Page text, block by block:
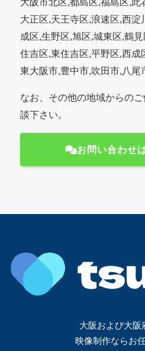
大正区,天王寺区,浪速区,西淀
成区,生野区,旭区,城東区,鶴
住吉区,東住吉区,平野区,西成
東大阪市,豊中市,吹田市,八尾
なお、その他の地域からの
談下さい。
お問い合わせ
大阪および大阪
映像制作ならお